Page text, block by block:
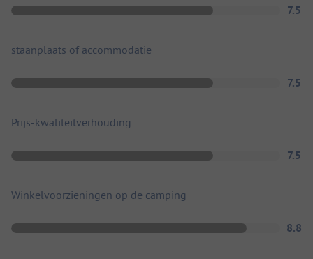
7.5
staanplaats of accommodatie
7.5
Prijs-kwaliteitverhouding
7.5
Winkelvoorzieningen op de camping
8.8